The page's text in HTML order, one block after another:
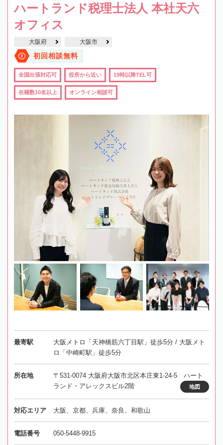
ハートランド税理士法人 本社天六
オフィス
大阪府 大阪市
初回相談無料
全国出張対応可 役所から近い 19時以降TEL可
在籍数10名以上 オンライン相談可
最寄駅
大阪メトロ「天神橋筋六丁目駅」徒歩5分 / 大阪メト
ロ「中崎町駅」徒歩5分
所在地
〒531-0074 大阪府大阪市北区本庄東1-24-5 ハート
ランド・アレックスビル2階
地図
対応エリア 大阪、京都、兵庫、奈良、和歌山
電話番号 050-5448-9915